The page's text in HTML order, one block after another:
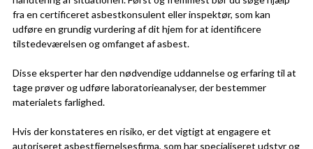
fra en certificeret asbestkonsulent eller inspektør, som kan
udføre en grundig vurdering af dit hjem for at identificere
tilstedeværelsen og omfanget af asbest.
Disse eksperter har den nødvendige uddannelse og erfaring til at
tage prøver og udføre laboratorieanalyser, der bestemmer
materialets farlighed.
Hvis der konstateres en risiko, er det vigtigt at engagere et
autoriseret asbestfjernelsesfirma, som har specialiseret udstyr og